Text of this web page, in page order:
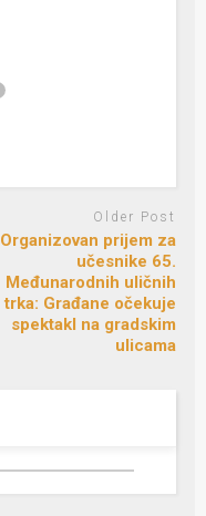
Older Post
Organizovan prijem za
učesnike 65.
Međunarodnih uličnih
trka: Građane očekuje
spektakl na gradskim
ulicama